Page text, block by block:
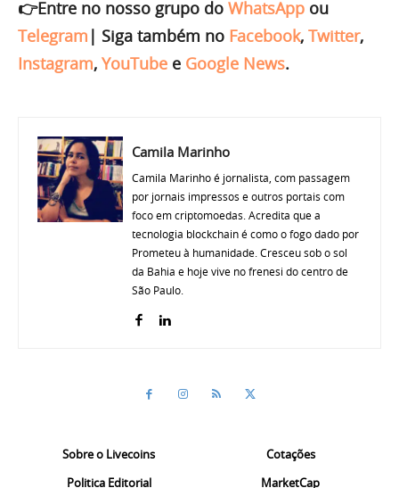
👉Entre no nosso grupo do WhatsApp ou
Telegram | Siga também no Facebook, Twitter,
Instagram, YouTube e Google News.
Camila Marinho
Camila Marinho é jornalista, com passagem
por jornais impressos e outros portais com
foco em criptomoedas. Acredita que a
tecnologia blockchain é como o fogo dado por
Prometeu à humanidade. Cresceu sob o sol
da Bahia e hoje vive no frenesi do centro de
São Paulo.
Sobre o Livecoins
Politica Editorial
Cotações
MarketCap